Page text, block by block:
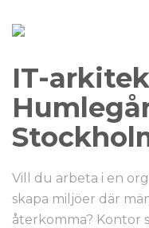
IT-
Vill du arbeta i en
skapa miljöer där
återkomma? Kontor